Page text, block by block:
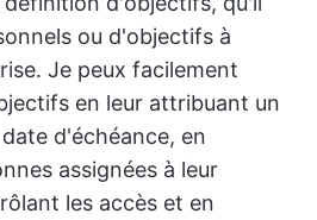
ou d'objectifs à
Je peux facilement
en leur attribuant un
d'échéance, en
assignées à leur
les accès et en